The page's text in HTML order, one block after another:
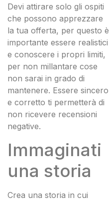
Devi attirare solo gli ospiti
che possono apprezzare
la tua offerta, per questo è
importante essere realistici
e conoscere i propri limiti,
per non millantare cose
non sarai in grado di
mantenere. Essere sincero
e corretto ti permetterà di
non ricevere recensioni
negative.
Immaginati
una storia
Crea una storia in cui